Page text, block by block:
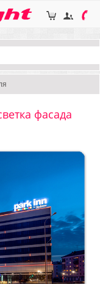
фасада